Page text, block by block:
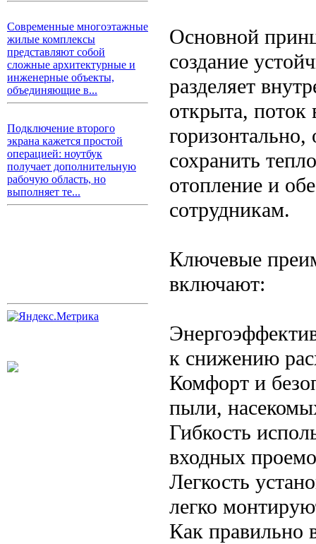
Современные многоэтажные
жилые комплексы
представляют собой
сложные архитектурные и
инженерные объекты,
объединяющие в...
Подключение второго
экрана кажется простой
операцией: ноутбук
получает дополнительную
рабочую область, но
выполняет те...
Основной
создание
разделяет
открыта, поток
сохранить
отопление и
сотрудникам.
Ключевые
включают:
к снижению
Комфорт и
пыли,
Гибкость
входных
Легкость
легко
Как правильно